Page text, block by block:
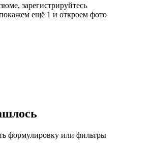
зарегистрируйтесь
ещё 1 и откроем фото
формулировку или фильтры